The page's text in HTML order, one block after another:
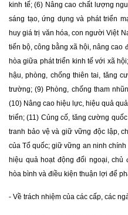
kinh tế; (6) Nâng cao chất lượng
sáng tạo, ứng dụng và phát triển
huy giá trị văn hóa, con người Việt
tiến bộ, công bằng xã hội, nâng cao
hòa giữa phát triển kinh tế với xã
hậu, phòng, chống thiên tai, tăng
trường; (9) Phòng, chống tham
(10) Nâng cao hiệu lực, hiệu quả
triển; (11) Củng cố, tăng cường
tranh bảo vệ và giữ vững độc lập,
của Tổ quốc; giữ vững an ninh
hiệu quả hoạt động đối ngoại, chủ
hòa bình và điều kiện thuận lợi để
- Về trách nhiệm của các cấp, các